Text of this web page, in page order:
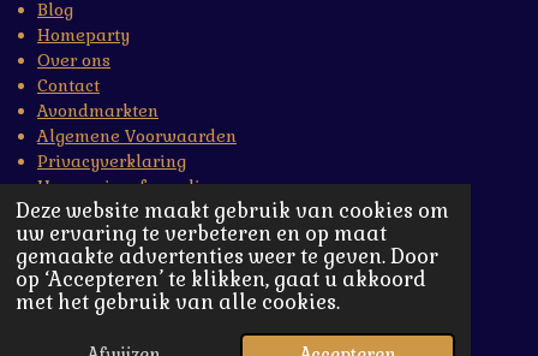
Deze website maakt gebruik van cookies om
uw ervaring te verbeteren en op maat
gemaakte advertenties weer te geven. Door
op ‘Accepteren’ te klikken, gaat u akkoord
met het gebruik van alle cookies.
Blog
Homeparty
Over ons
Contact
Avondmarkten
Algemene Voorwaarden
Privacyverklaring
Herroepingsformulier
Nieuwsbrief inschrijven
© Copyright 2023-2026 LeLu's